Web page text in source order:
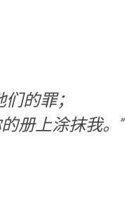
的罪；
册上涂抹我。”